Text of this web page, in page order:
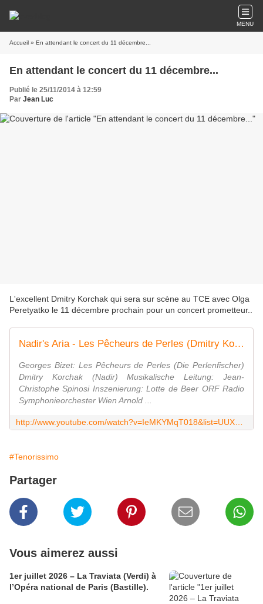
MENU
Accueil » En attendant le concert du 11 décembre...
En attendant le concert du 11 décembre...
Publié le 25/11/2014 à 12:59
Par Jean Luc
L'excellent Dmitry Korchak qui sera sur scène au TCE avec Olga
Peretyatko le 11 décembre prochain pour un concert prometteur..
Nadir's Aria - Les Pêcheurs de Perles (Dmitry Korchak)
Georges Bizet: Les Pêcheurs de Perles (Die Perlenfischer)
Dmitry Korchak (Nadir) Musikalische Leitung: Jean-
Christophe Spinosi Inszenierung: Lotte de Beer ORF Radio
Symphonieorchester Wien Arnold ...
#Tenorissimo
Partager
Vous aimerez aussi
1er juillet 2026 – La Traviata (Verdi) à
l’Opéra national de Paris (Bastille).